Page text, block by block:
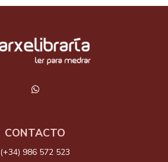
CONTACTO
(+34) 986 572 523